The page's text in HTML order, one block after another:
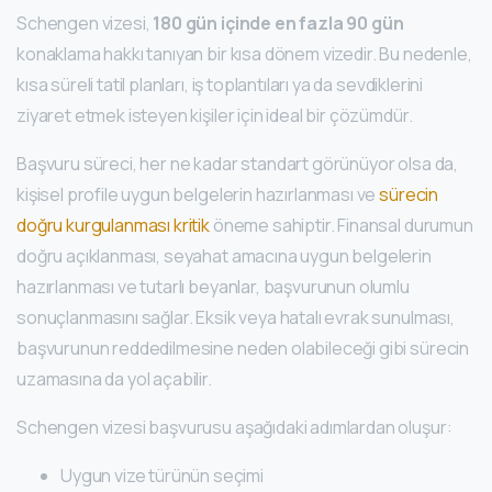
Schengen vizesi, 180 gün içinde en fazla 90 gün
konaklama hakkı tanıyan bir kısa dönem vizedir. Bu nedenle,
kısa süreli tatil planları, iş toplantıları ya da sevdiklerini
ziyaret etmek isteyen kişiler için ideal bir çözümdür.
Başvuru süreci, her ne kadar standart görünüyor olsa da,
kişisel profile uygun belgelerin hazırlanması vesürecin
doğru kurgulanması kritiköneme sahiptir. Finansal durumun
doğru açıklanması, seyahat amacına uygun belgelerin
hazırlanması ve tutarlı beyanlar, başvurunun olumlu
sonuçlanmasını sağlar. Eksik veya hatalı evrak sunulması,
başvurunun reddedilmesine neden olabileceği gibi sürecin
uzamasına da yol açabilir.
Schengen vizesi başvurusu aşağıdaki adımlardan oluşur:
Uygun vize türünün seçimi